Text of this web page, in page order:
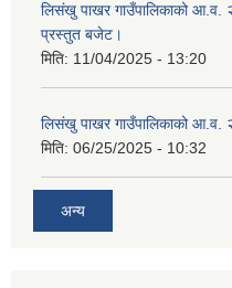
लिसंखु पाखर गाउँपालिकाको आ.व.
प्रस्तुत बजेट।
मिति: 11/04/2025 - 13:20
लिसंखु पाखर गाउँपालिकाको आ.व.
मिति: 06/25/2025 - 10:32
अन्य